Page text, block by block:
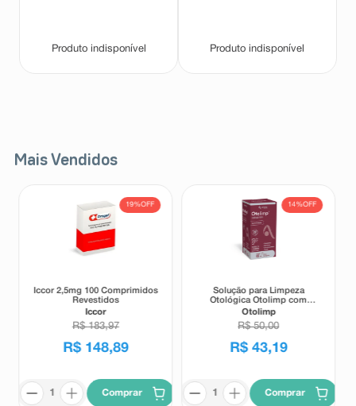
Produto indisponível Produto indisponível
Mais Vendidos
19%OFF
Iccor 2,5mg 100 Comprimidos
Revestidos
Iccor
R$ 183,97
R$ 148,89
Comprar
14%OFF
Solução para Limpeza
Otológica Otolimp com
Gotejador 2ml
Otolimp
R$ 50,00
R$ 43,19
Comprar